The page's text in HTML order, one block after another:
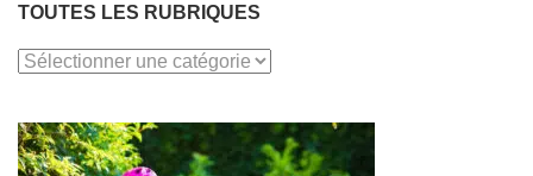
TOUTES LES RUBRIQUES
TOUTES
RUBRIQUES